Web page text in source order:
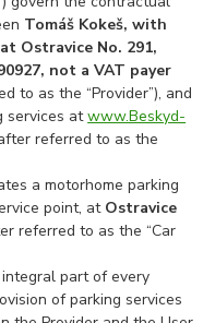
Tomáš Kokeš, with
Ostravice No. 291,
not a VAT payer
to as the “Provider”), and
services atwww.Beskyd-
referred to as the
a motorhome parking
point, at Ostravice
referred to as the “Car
part of every
of parking services